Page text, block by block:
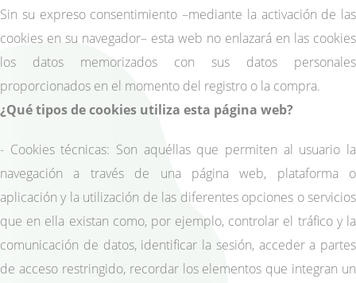
Sin su expreso consentimiento –mediante la activación de las
cookies en su navegador– esta web no enlazará en las cookies
los datos memorizados con sus datos personales
proporcionados en el momento del registro o la compra.
¿Qué tipos de cookies utiliza esta página web?
- Cookies técnicas: Son aquéllas que permiten al usuario la
navegación a través de una página web, plataforma o
aplicación y la utilización de las diferentes opciones o servicios
que en ella existan como, por ejemplo, controlar el tráfico y la
comunicación de datos, identificar la sesión, acceder a partes
de acceso restringido, recordar los elementos que integran un